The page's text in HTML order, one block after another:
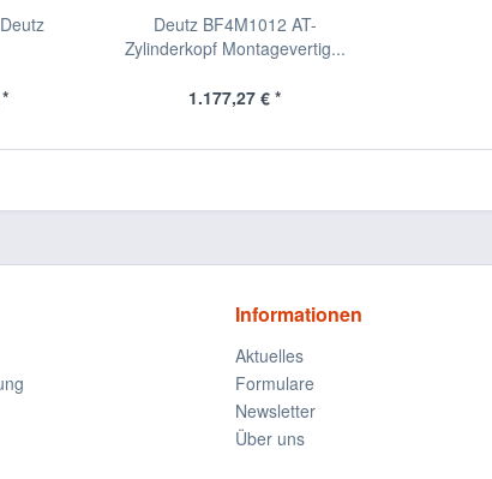
Deutz BF4M1012 AT-
Zylinderkopf Montagevertig...
1.177,27 € *
Informationen
Aktuelles
Formulare
Newsletter
Über uns